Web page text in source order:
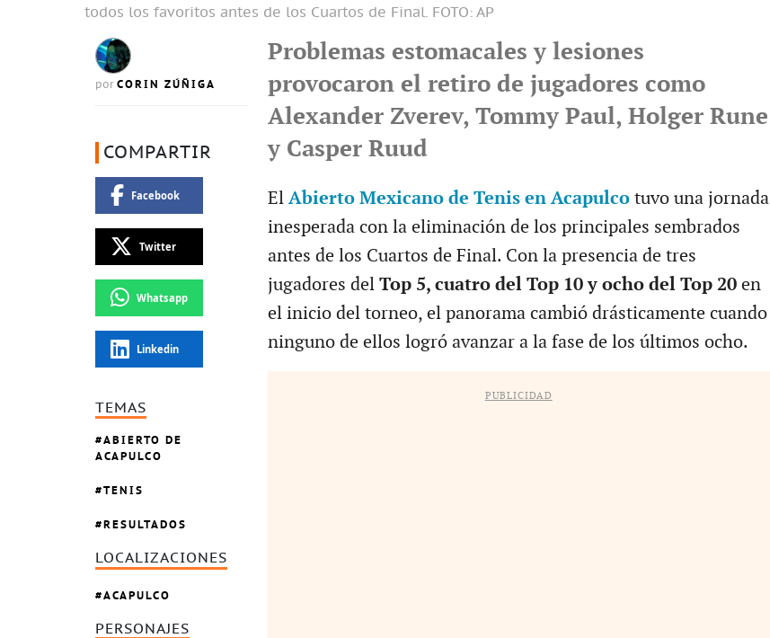
todos los favoritos antes de los Cuartos de Final. FOTO: AP
por CORIN ZÚÑIGA
COMPARTIR
Facebook
Twitter
Whatsapp
Linkedin
TEMAS
ABIERTO DE
ACAPULCO
TENIS
RESULTADOS
LOCALIZACIONES
ACAPULCO
PERSONAJES
Problemas estomacales y lesiones
provocaron el retiro de jugadores como
Alexander Zverev, Tommy Paul, Holger Rune
y Casper Ruud
El Abierto Mexicano de Tenis en Acapulcotuvo una jornada
inesperada con la eliminación de los principales sembrados
antes de los Cuartos de Final. Con la presencia de tres
jugadores del Top 5, cuatro del Top 10 y ocho del Top 20en
el inicio del torneo, el panorama cambió drásticamente cuando
ninguno de ellos logró avanzar a la fase de los últimos ocho.
PUBLICIDAD